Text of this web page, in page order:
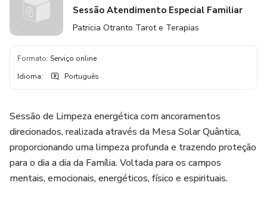
Sessão Atendimento Especial Familiar
Patricia Otranto Tarot e Terapias
Formato: Serviço online
Idioma: Português
Sessão de Limpeza energética com ancoramentos
direcionados, realizada através da Mesa Solar Quântica,
proporcionando uma limpeza profunda e trazendo proteção
para o dia a dia da Família. Voltada para os campos
mentais, emocionais, energéticos, físico e espirituais.